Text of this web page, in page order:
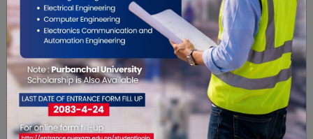
सम्बंधित खबरहरु